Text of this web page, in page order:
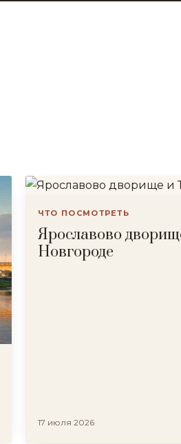
ЧТО ПОСМОТРЕТЬ
Ярославово
Новгороде
17 июля 2026